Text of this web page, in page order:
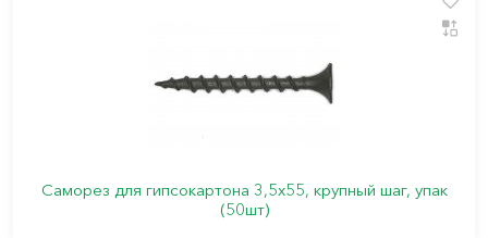
Саморез для гипсокартона 3,5х55, крупный шаг, упак
(50шт)